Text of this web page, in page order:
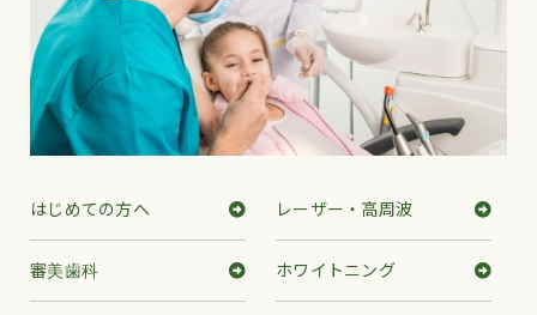
はじめての方へ レーザー・高周波
審美歯科 ホワイトニング